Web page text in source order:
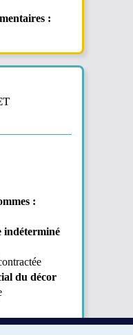
:
:
indéterminé
du décor